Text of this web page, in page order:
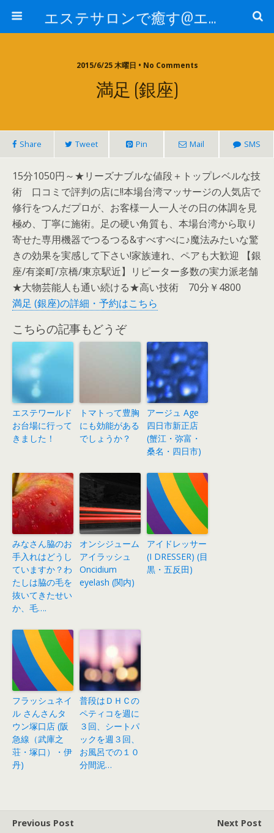
エステサロンで癒す@エステ～全国エステ情報
2015/6/25 木曜日 • No Comments
満足 (銀座)
Share Tweet Pin Mail SMS
15分1050円～★リーズナブルな値段＋トップレベルな技
術 口コミで評判の店に!!本場台湾マッサージの人気店で
修行をつんだプロが、お客様一人一人その日の体調を見
極め、丁寧に施術。足の硬い角質も、本場台湾から取り
寄せた専用機器でつるつる&すべすべに♪魔法みたいな驚
きの効果を実感して下さい!家族連れ、ペアも大歓迎 【銀
座/有楽町/京橋/東京駅近】リピーター多数の実力派老舗
★大物芸能人も通い続ける★高い技術 70分￥4800
満足 (銀座)の詳細・予約はこちら
こちらの記事もどうぞ
エステワールド
お台場に行って
きました！
トマトって豊胸
にも効能がある
でしょうか？
アージュ Age
四日市新正店
(蟹江・弥富・
桑名・四日市)
みなさん脇のお
手入れはどうし
ていますか？わ
たしは脇の毛を
抜いてきたせい
か、毛….
オンシジューム
アイラッシュ
Oncidium
eyelash (関内)
アイドレッサー
(I DRESSER) (目
黒・五反田)
フラッシュネイ
ル さんさんタ
ウン塚口店 (阪
急線（武庫之
荘・塚口）・伊
丹)
普段はＤＨＣの
ペティコを週に
３回、シートパ
ックを週３回、
お風呂での１０
分間泥…
Previous Post
Next Post